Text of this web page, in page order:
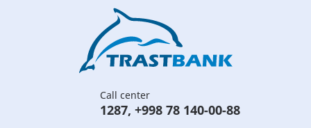
Call center
1287, +998 78 140-00-88